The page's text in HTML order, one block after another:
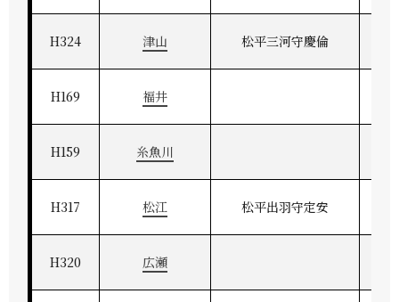
H324 津山 松平三河守慶倫
H169 福井
H159 糸魚川
H317 松江 松平出羽守定安
H320 広瀬